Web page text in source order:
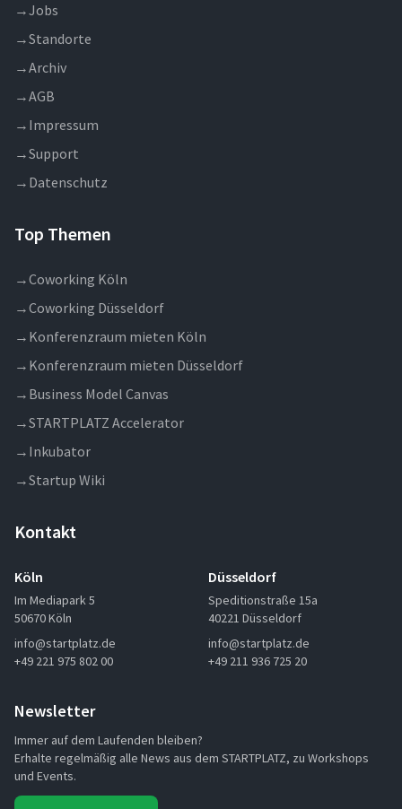
→Jobs
→Standorte
→Archiv
→AGB
→ Impressum
→Support
→ Datenschutz
Top Themen
→Coworking Köln
→Coworking Düsseldorf
→ Konferenzraum mieten Köln
→ Konferenzraum mieten Düsseldorf
→ Business Model Canvas
→STARTPLATZ Accelerator
→ Inkubator
→Startup Wiki
Kontakt
Köln
Im Mediapark 5
50670 Köln
info@startplatz.de
+49 221 975 802 00
Düsseldorf
Speditionstraße 15a
40221 Düsseldorf
info@startplatz.de
+49 211 936 725 20
Newsletter
Immer auf dem Laufenden bleiben?
Erhalte regelmäßig alle News aus dem STARTPLATZ, zu Workshops
und Events.